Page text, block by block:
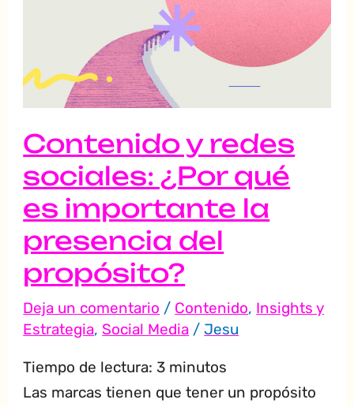
Contenido y redes
sociales: ¿Por qué
es importante la
presencia del
propósito?
Deja un comentario / Contenido, Insights y
Estrategia, Social Media /Jesu
Tiempo de lectura: 3 minutos
Las marcas tienen que tener un propósito
qué
es
importante
la
presencia
del
propósito?